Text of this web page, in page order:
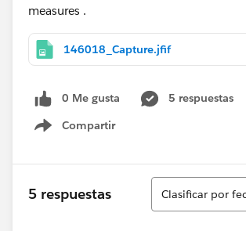
measures .
146018_Capture.jfif
0 Me gusta
5 respuestas
Compartir
Show menu
5 respuestas
Ordenar
Clasificar por